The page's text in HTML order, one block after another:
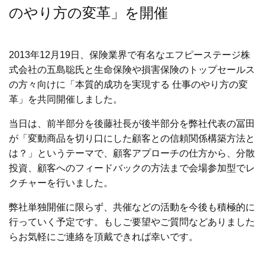
のやり方の変革」を開催
2013年12月19日、保険業界で有名なエフピーステージ株
式会社の五島聡氏と生命保険や損害保険のトップセールス
の方々向けに「本質的成功を実現する 仕事のやり方の変
革」を共同開催しました。
当日は、前半部分を後藤社長が後半部分を弊社代表の冨田
が「変動商品を切り口にした顧客との信頼関係構築方法と
は？」というテーマで、顧客アプローチの仕方から、分散
投資、顧客へのフィードバックの方法まで会場参加型でレ
クチャーを行いました。
弊社単独開催に限らず、共催などの活動を今後も積極的に
行っていく予定です。もしご要望やご質問などありました
らお気軽にご連絡を頂戴できれば幸いです。